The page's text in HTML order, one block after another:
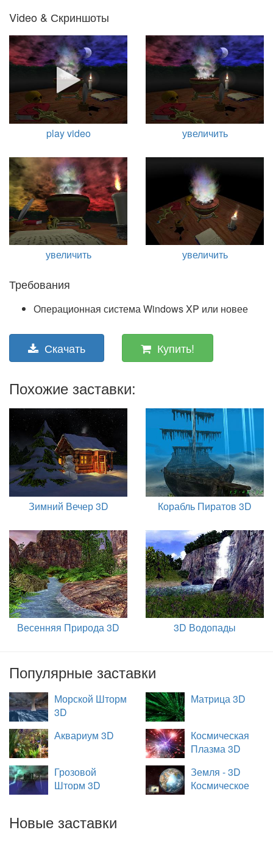
Video & Скриншоты
play video увеличить
увеличить увеличить
Требования
Операционная система Windows XP или новее
Скачать Купить!
Похожие заставки:
Зимний Вечер 3D Корабль Пиратов 3D
Весенняя Природа 3D 3D Водопады
Популярные заставки
Морской Шторм
3D
Матрица 3D
Аквариум 3D
Космическая
Плазма 3D
Грозовой
Шторм 3D
Земля - 3D
Космическое
Новые заставки